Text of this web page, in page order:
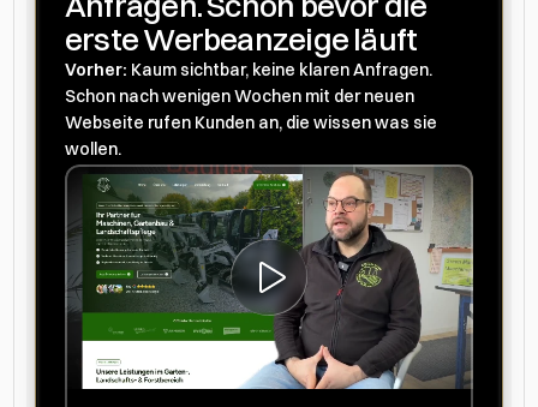
erste Werbeanzeige läuft
Vorher: Kaum sichtbar, keine klaren Anfragen.
Schon nach wenigen Wochen mit der neuen
Webseite rufen Kunden an, die wissen was sie
wollen.